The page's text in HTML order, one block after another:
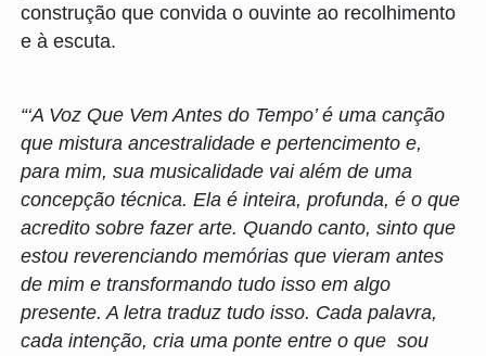
construção que convida o ouvinte ao recolhimento
e à escuta.
“‘A Voz Que Vem Antes do Tempo’ é uma canção
que mistura ancestralidade e pertencimento e,
para mim, sua musicalidade vai além de uma
concepção técnica. Ela é inteira, profunda, é o que
acredito sobre fazer arte. Quando canto, sinto que
estou reverenciando memórias que vieram antes
de mim e transformando tudo isso em algo
presente. A letra traduz tudo isso. Cada palavra,
cada intenção, cria uma ponte entre o que sou